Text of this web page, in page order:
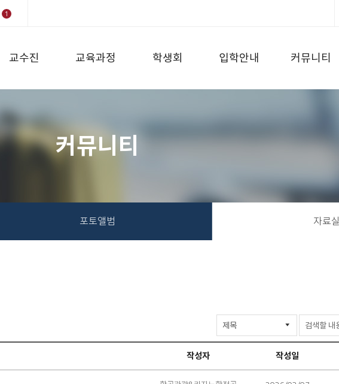
1
교수진 교육과정 학생회 입학안내 커뮤니티
커뮤니티
포토앨범 자료실
실
색
작성자 작성일